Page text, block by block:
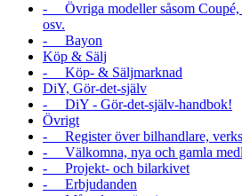
- Övriga modeller såsom Coupé,
osv.
- Bayon
Köp & Sälj
- Köp- & Säljmarknad
DiY, Gör-det-själv
- DiY - Gör-det-själv-handbok!
Övrigt
- Register över bilhandlare,
- Välkomna, nya och gamla
- Projekt- och bilarkivet
- Erbjudanden